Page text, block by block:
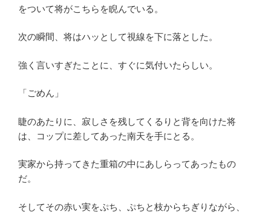
をついて将がこちらを睨んでいる。
次の瞬間、将はハッとして視線を下に落とした。
強く言いすぎたことに、すぐに気付いたらしい。
「ごめん」
睫のあたりに、寂しさを残してくるりと背を向けた将
は、コップに差してあった南天を手にとる。
実家から持ってきた重箱の中にあしらってあったもの
だ。
そしてその赤い実をぷち、ぷちと枝からちぎりながら、